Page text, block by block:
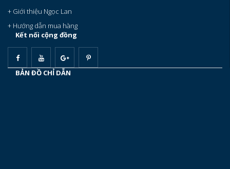
+ Giới thiệu Ngọc Lan
+ Hướng dẫn mua hàng
Kết nối cộng đồng
BẢN ĐỒ CHỈ DẪN